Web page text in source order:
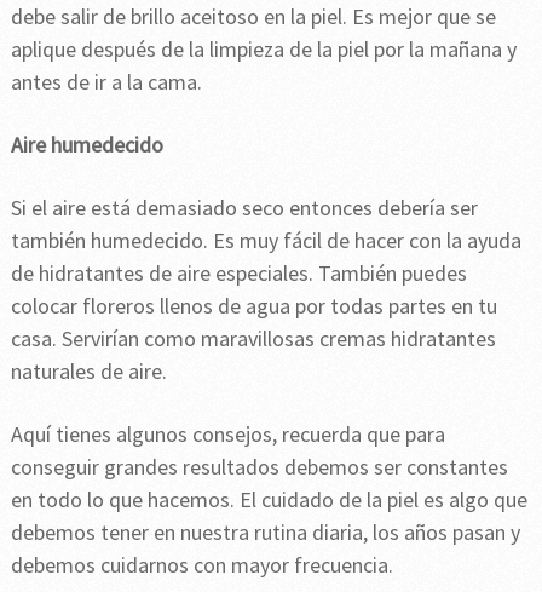
debe salir de brillo aceitoso en la piel. Es mejor que se
aplique después de la limpieza de la piel por la mañana y
antes de ir a la cama.
Aire humedecido
Si el aire está demasiado seco entonces debería ser
también humedecido. Es muy fácil de hacer con la ayuda
de hidratantes de aire especiales. También puedes
colocar floreros llenos de agua por todas partes en tu
casa. Servirían como maravillosas cremas hidratantes
naturales de aire.
Aquí tienes algunos consejos, recuerda que para
conseguir grandes resultados debemos ser constantes
en todo lo que hacemos. El cuidado de la piel es algo que
debemos tener en nuestra rutina diaria, los años pasan y
debemos cuidarnos con mayor frecuencia.